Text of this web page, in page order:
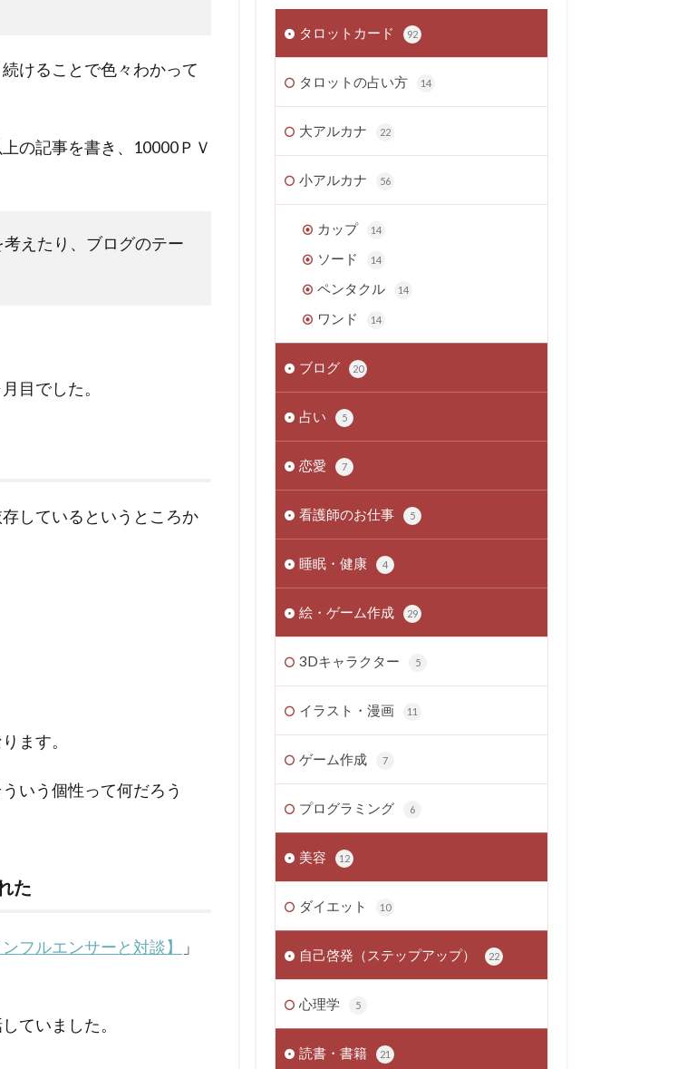
けることで色々わかって
の記事を書き、10000ＰＶ
えたり、ブログのテー
目でした。
しているというところか
ます。
いう個性って何だろう
た
フルエンサーと対談】
」
ていました。
タロットカード 92
タロットの占い方 14
大アルカナ 22
小アルカナ 56
カップ 14
ソード 14
ペンタクル 14
ワンド 14
ブログ 20
占い 5
恋愛 7
看護師のお仕事 5
睡眠・健康 4
絵・ゲーム作成 29
3Dキャラクター 5
イラスト・漫画 11
ゲーム作成 7
プログラミング 6
美容 12
ダイエット 10
自己啓発（ステップアップ） 22
心理学 5
読書・書籍 21